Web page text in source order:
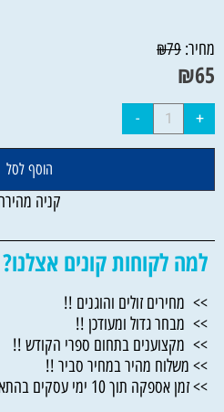
מחיר: ₪79
₪65
הוסף לסל
קניה מהירה
למה לקוחות קונים אצלנו?
>> מחירים זולים והוגנים !!
>> מבחר גדול ומעודכן !!
>> מקצוענים בתחום ספרי הקודש !!
>> משלוח מהיר במחיר סביר !!
>> זמן אספקה תוך 10 ימי עסקים בהתאם לתקנון החנות